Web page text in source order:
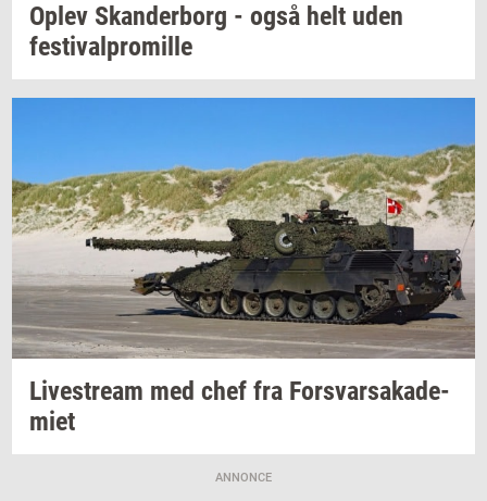
Oplev Skan­der­borg - også helt uden
festi­val­pro­mil­le
Li­ve­stream med chef fra For­svar­sa­ka­de­
mi­et
ANNONCE